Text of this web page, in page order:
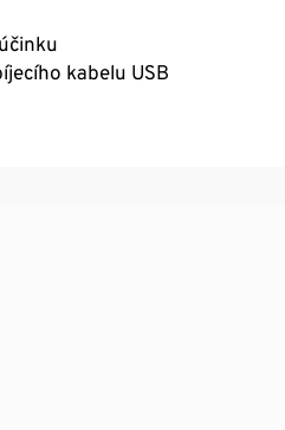
kabelu USB
zatažením za upevňovací pásy